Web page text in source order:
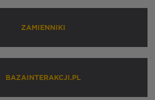
ZAMIENNIKI
BAZAINTERAKCJI.PL